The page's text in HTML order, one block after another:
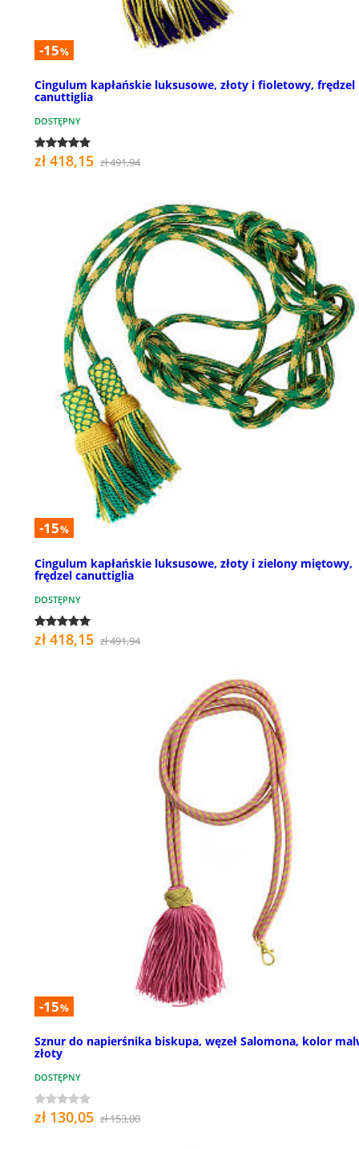
-15%
Cingulum kapłańskie luksusowe, złoty i fioletowy, frędzel
canuttiglia
DOSTĘPNY
zł 418,15 zł 491,94
-15%
Cingulum kapłańskie luksusowe, złoty i zielony miętowy,
frędzel canuttiglia
DOSTĘPNY
zł 418,15 zł 491,94
-15%
Sznur do napierśnika biskupa, węzeł Salomona, kolor
złoty
DOSTĘPNY
zł 130,05 zł 153,00